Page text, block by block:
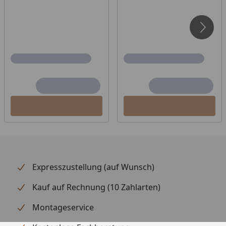
möglich, den Innenraum bauseits zu spiegeln, ggf.
müssen hierfür Teile bauseits angepasst werden.
Lediglich die Öffnungsrichtung der Türen sollte bei
der Bestellung mit angegeben werden, wenn diese
geändert werden soll.
werden.
Feder können nicht imprägniert werden.
Tipp: Unter folgendemLinkfinden Sie unseren
für Ihren Saunakauf erforderlich ist und welches
Zubehör Sie optional wählen können, um ein
Expresszustellung (auf Wunsch)
Kauf auf Rechnung (10 Zahlarten)
Montageservice